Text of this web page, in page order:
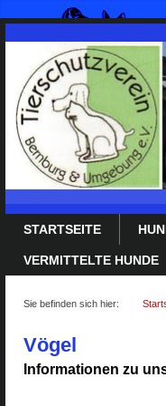
STARTSEITE
VERMITTELTE HUNDE
Sie befinden sich hier:
Vögel
Informationen zu